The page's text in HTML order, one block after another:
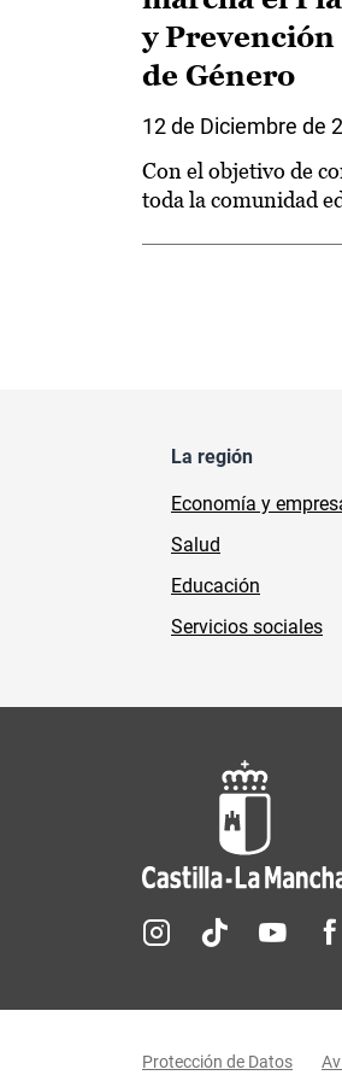
y
de Género
12 de Diciembre de
Con el objetivo de
toda la comunidad
La región
Economía y
Salud
Educación
Servicios sociales
Redes sociales
Protección de Datos